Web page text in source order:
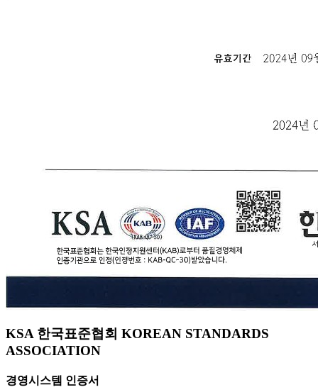
KSA 한국표준협회 KOREAN STANDARDS
ASSOCIATION
경영시스템 인증서